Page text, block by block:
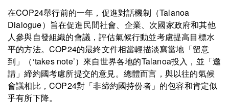
在COP24舉行前的一年，促進對話機制（Talanoa
Dialogue）旨在促進民間社會、企業、次國家政府和其他
人參與自發組織的會議，評估氣候行動並考慮提高目標水
平的方法。COP24的最終文件相當輕描淡寫當地「留意
到」（‘takes note’）來自世界各地的Talanoa投入，並「邀
請」締約國考慮所提交的意見。總體而言，與以往的氣候
會議相比，COP24對「非締約國持份者」的包容和肯定似
乎有所下降。